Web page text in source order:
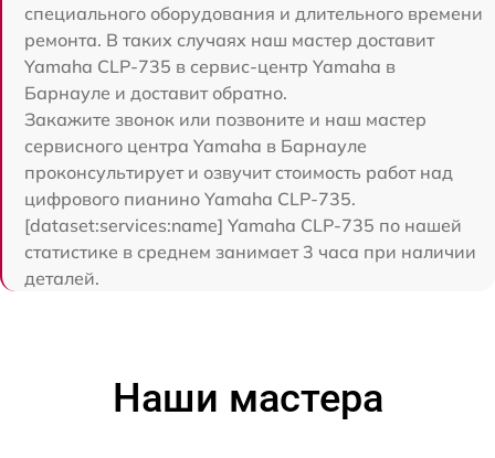
специального оборудования и длительного времени
ремонта. В таких случаях наш мастер доставит
Yamaha CLP-735 в сервис-центр Yamaha в
Барнауле и доставит обратно.
Закажите звонок или позвоните и наш мастер
сервисного центра Yamaha в Барнауле
проконсультирует и озвучит стоимость работ над
цифрового пианино Yamaha CLP-735.
[dataset:services:name] Yamaha CLP-735 по нашей
статистике в среднем занимает 3 часа при наличии
деталей.
Наши мастера